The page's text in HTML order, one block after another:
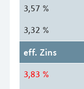
3,57 %
3,32 %
eff. Zins
3,83 %